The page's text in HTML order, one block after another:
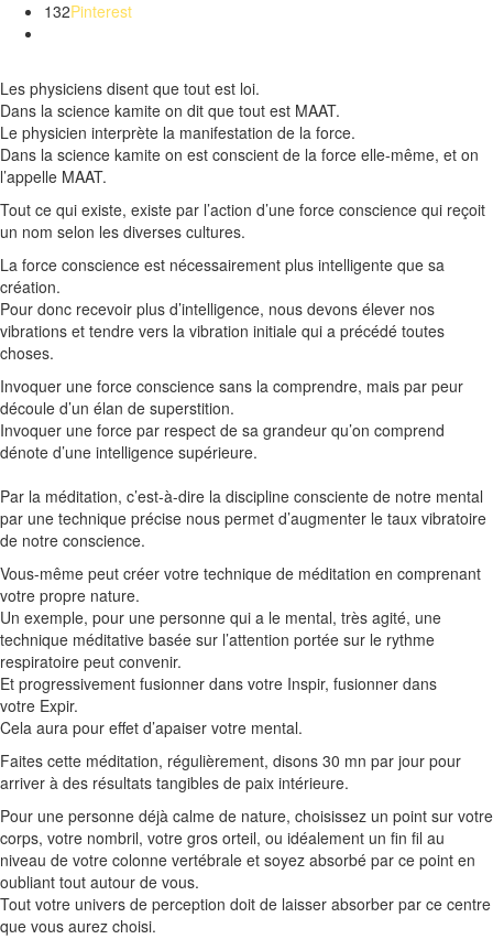
132Pinterest
Les physiciens disent que tout est loi.
Dans la science kamite on dit que tout est MAAT.
Le physicien interprète la manifestation de la force.
Dans la science kamite on est conscient de la force elle-même, et on
l’appelle MAAT.
Tout ce qui existe, existe par l’action d’une force conscience qui reçoit
un nom selon les diverses cultures.
La force conscience est nécessairement plus intelligente que sa
création.
Pour donc recevoir plus d’intelligence, nous devons élever nos
vibrations et tendre vers la vibration initiale qui a précédé toutes
choses.
Invoquer une force conscience sans la comprendre, mais par peur
découle d’un élan de superstition.
Invoquer une force par respect de sa grandeur qu’on comprend
dénote d’une intelligence supérieure.
Par la méditation, c’est-à-dire la discipline consciente de notre mental
par une technique précise nous permet d’augmenter le taux vibratoire
de notre conscience.
Vous-même peut créer votre technique de méditation en comprenant
votre propre nature.
Un exemple, pour une personne qui a le mental, très agité, une
technique méditative basée sur l’attention portée sur le rythme
respiratoire peut convenir.
Et progressivement fusionner dans votre Inspir, fusionner dans
votre Expir.
Cela aura pour effet d’apaiser votre mental.
Faites cette méditation, régulièrement, disons 30 mn par jour pour
arriver à des résultats tangibles de paix intérieure.
Pour une personne déjà calme de nature, choisissez un point sur votre
corps, votre nombril, votre gros orteil, ou idéalement un fin fil au
niveau de votre colonne vertébrale et soyez absorbé par ce point en
oubliant tout autour de vous.
Tout votre univers de perception doit de laisser absorber par ce centre
que vous aurez choisi.